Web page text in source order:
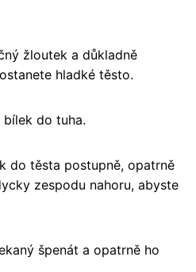
žloutek a důkladně
hladké těsto.
bílek do tuha.
do těsta postupně, opatrně
zespodu nahoru, abyste
špenát a opatrně ho